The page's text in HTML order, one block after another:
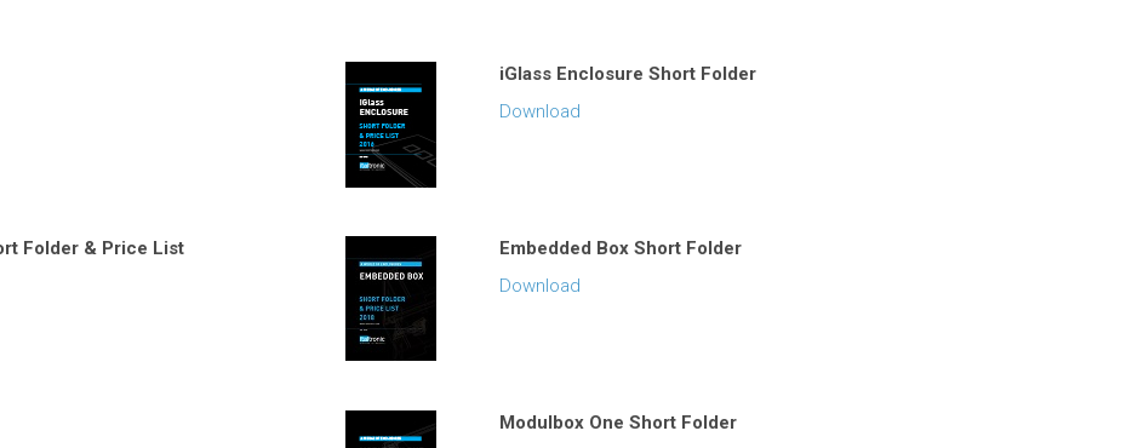
iGlass Enclosure Short Folder
Download
Folder & Price List
Embedded Box Short Folder
Download
Modulbox One Short Folder